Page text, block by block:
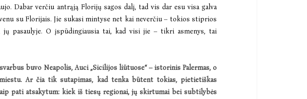
Dabar verčiu antrąją Florijų sagos dalį, tad vis dar esu visa galva
su Florijais. Jie sukasi mintyse net kai neverčiu – tokios stiprios
jų pasaulyje. O įspūdingiausia tai, kad visi jie – tikri asmenys, tai
buvo Neapolis, Auci„Sicilijos liūtuose“ –istorinis Palermas, o
Ar čia tik sutapimas, kad tenka būtent tokias, pietietiškas
pati atsakytum: kiek iš tiesų regionai, jų skirtumai bei subtilybės